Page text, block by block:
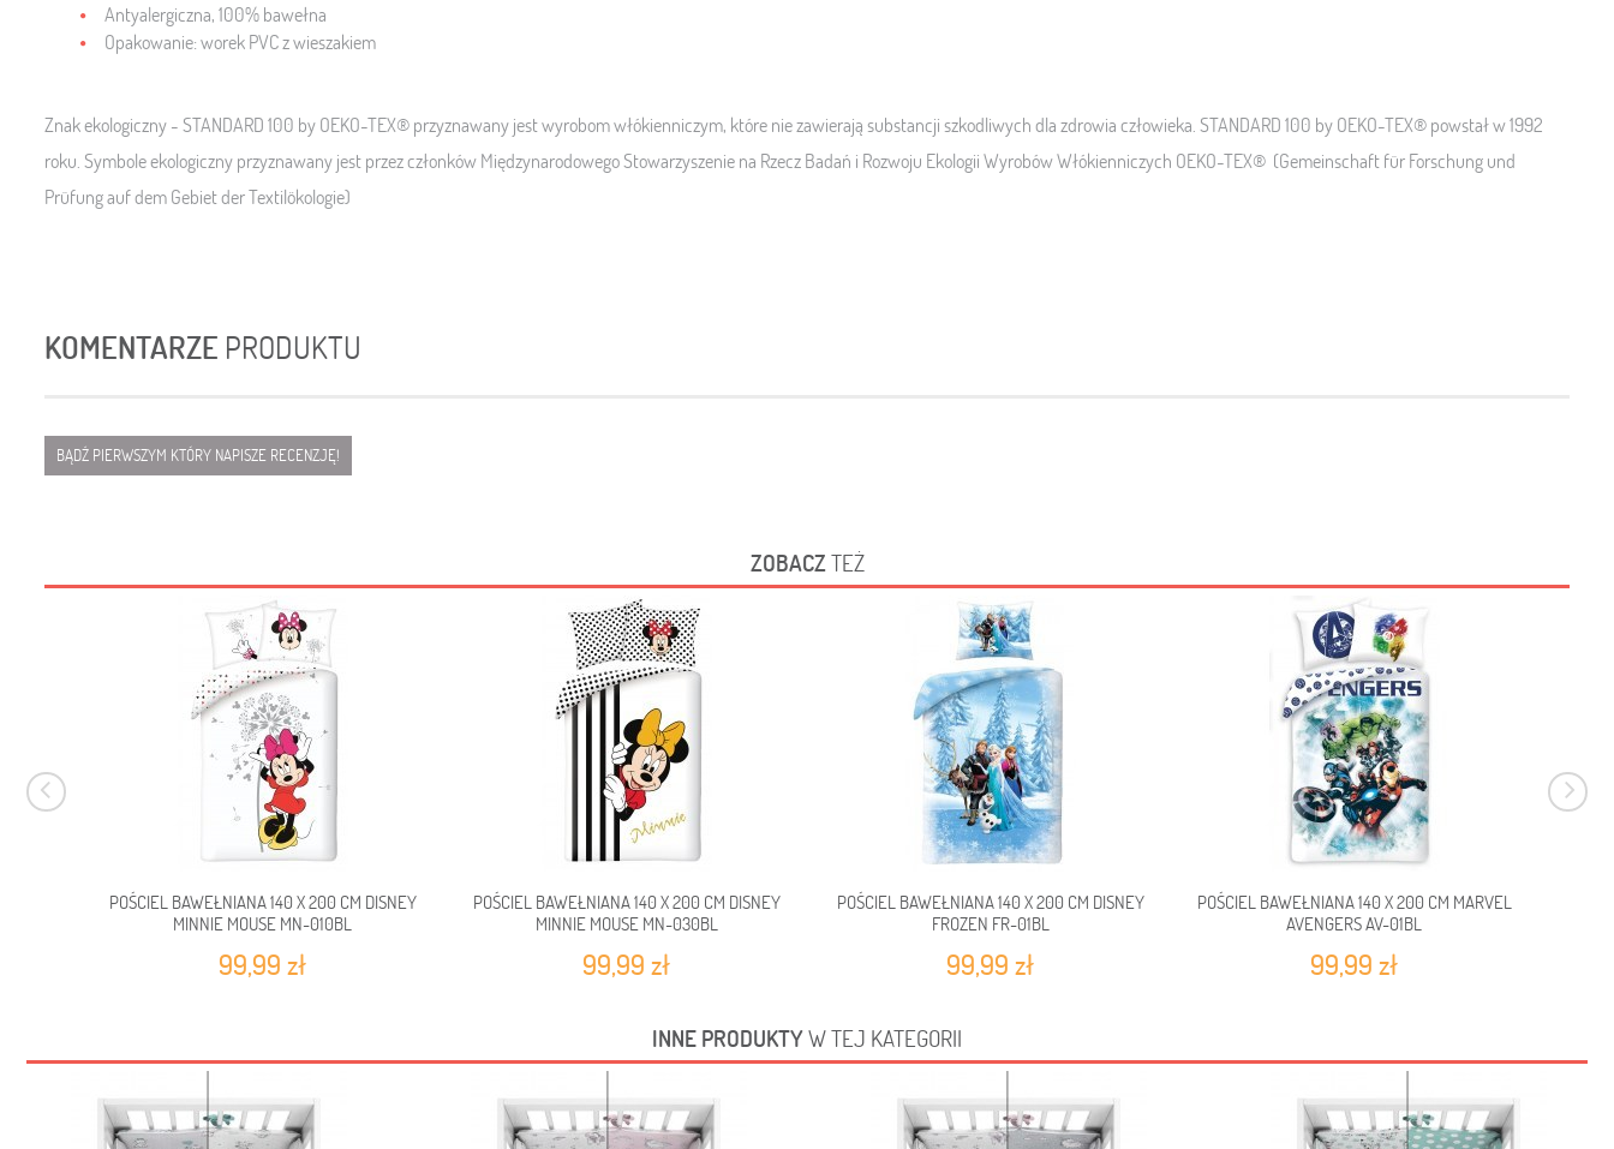
Antyalergiczna, 100% bawełna
Opakowanie: worek PVC z wieszakiem
Znak ekologiczny - STANDARD 100 by OEKO-TEX® przyznawany jest wyrobom włókienniczym, które nie zawierają substancji szkodliwych dla zdrowia człowieka. STANDARD 100 by OEKO-TEX® powstał w 1992
roku. Symbole ekologiczny przyznawany jest przez członków Międzynarodowego Stowarzyszenie na Rzecz Badań i Rozwoju Ekologii Wyrobów Włókienniczych OEKO-TEX® (Gemeinschaft für Forschung und
Prüfung auf dem Gebiet der Textilökologie)
KOMENTARZE PRODUKTU
BĄDŹ PIERWSZYM KTÓRY NAPISZE RECENZJĘ!
ZOBACZTEŻ
POŚCIEL BAWEŁNIANA 140 X 200 CM DISNEY
MINNIE MOUSE MN-010BL
99,99 zł
POŚCIEL BAWEŁNIANA 140 X 200 CM DISNEY
MINNIE MOUSE MN-030BL
99,99 zł
POŚCIEL BAWEŁNIANA 140 X 200 CM DISNEY
FROZEN FR-01BL
99,99 zł
POŚCIEL BAWEŁNIANA 140 X 200 CM MARVEL
AVENGERS AV-01BL
99,99 zł
INNE PRODUKTYW TEJ KATEGORII